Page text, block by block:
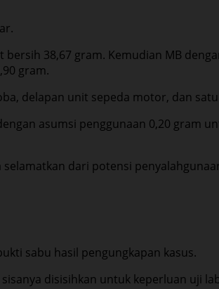
38,67 gram. Kemudian MB
gram.
delapan unit sepeda motor, dan
asumsi penggunaan 0,20 gram
dari potensi
sabu hasil pengungkapan kasus.
disisihkan untuk keperluan uji